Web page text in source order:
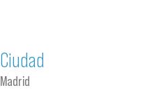
Ciudad
Madrid